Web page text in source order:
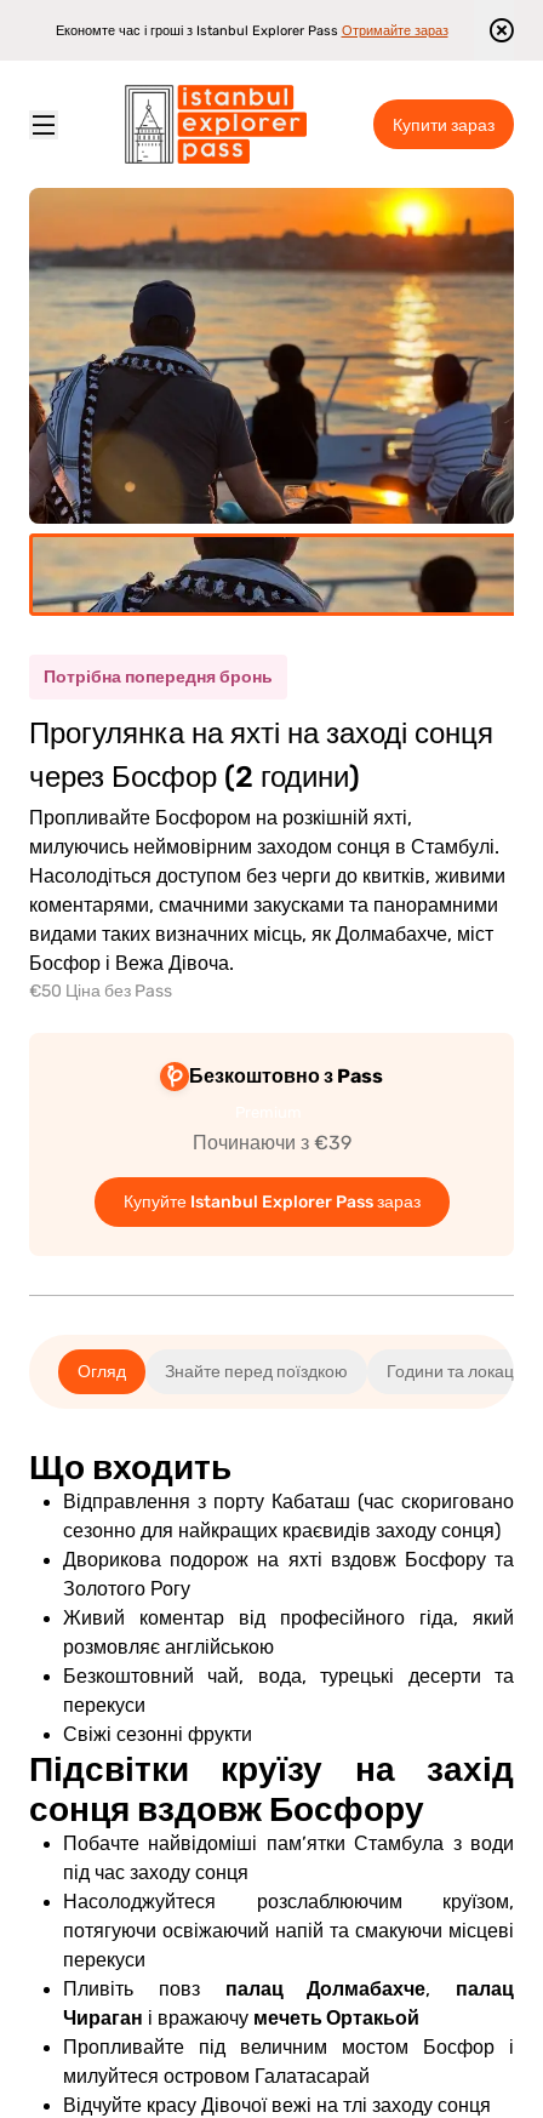
Економте час і гроші з Istanbul Explorer Pass Отримайте зараз
Купити зараз
Istanbul Explorer Pass \ Достопримітності Прогулянка на яхті на заході сонця через Босфор (2 години)
Потрібна попередня бронь
Прогулянка на яхті на заході сонця
через Босфор (2 години)
Пропливайте Босфором на розкішній яхті,
милуючись неймовірним заходом сонця в Стамбулі.
Насолодіться доступом без черги до квитків, живими
коментарями, смачними закусками та панорамними
видами таких визначних місць, як Долмабахче, міст
Босфор і Вежа Дівоча.
€50 Ціна без Pass
Безкоштовно з Pass
Починаючи з €39
Купуйте Istanbul Explorer Pass зараз
Огляд Знайте перед поїздкою Години та локація
Що входить
Відправлення з порту Кабаташ (час скориговано
сезонно для найкращих краєвидів заходу сонця)
Дворикова подорож на яхті вздовж Босфору та
Золотого Рогу
Живий коментар від професійного гіда, який
розмовляє англійською
Безкоштовний чай, вода, турецькі десерти та
перекуси
Свіжі сезонні фрукти
Підсвітки круїзу на захід
сонця вздовж Босфору
Побачте найвідоміші пам’ятки Стамбула з води
під час заходу сонця
Насолоджуйтеся розслаблюючим круїзом,
потягуючи освіжаючий напій та смакуючи місцеві
перекуси
Пливіть повз палац Долмабахче, палац
Чираган і вражаючу мечеть Ортакьой
Пропливайте під величним мостом Босфор і
милуйтеся островом Галатасарай
Відчуйте красу Дівочої вежі на тлі заходу сонця
(12+)
(5-11)
0.00€
0.00€